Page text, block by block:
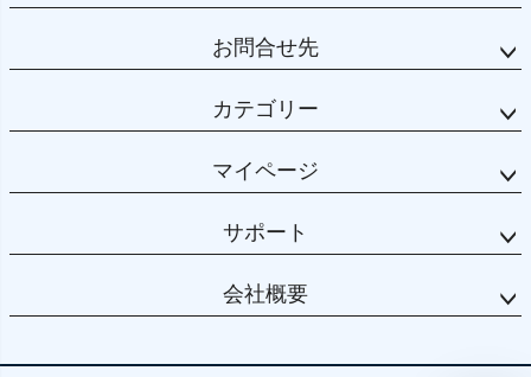
お問合せ先
カテゴリー
マイページ
サポート
会社概要